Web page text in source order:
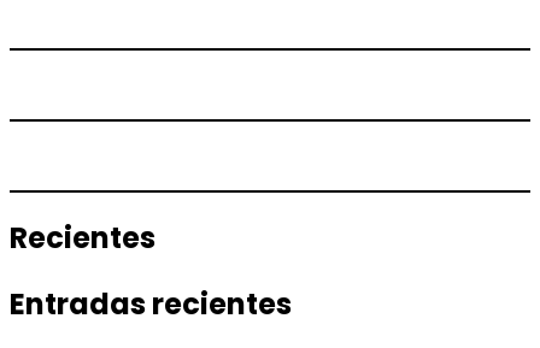
Recientes
Entradas recientes